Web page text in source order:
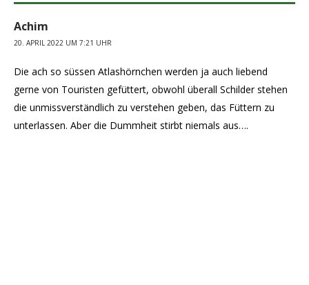
Achim
20. APRIL 2022 UM 7:21 UHR
Die ach so süssen Atlashörnchen werden ja auch liebend
gerne von Touristen gefüttert, obwohl überall Schilder stehen
die unmissverständlich zu verstehen geben, das Füttern zu
unterlassen. Aber die Dummheit stirbt niemals aus….